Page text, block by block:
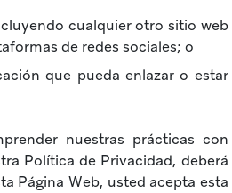
cualquier otro sitio web
de redes sociales; o
que pueda enlazar o estar
nuestras prácticas con
Política de Privacidad, deberá
Página Web, usted acepta esta